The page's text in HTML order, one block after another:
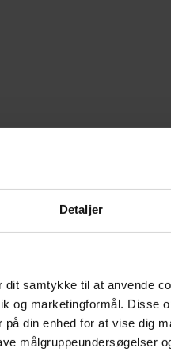
Detaljer
dit samtykke til at anvende
og marketingformål. Disse
din enhed for at vise dig
målgruppeundersøgelser